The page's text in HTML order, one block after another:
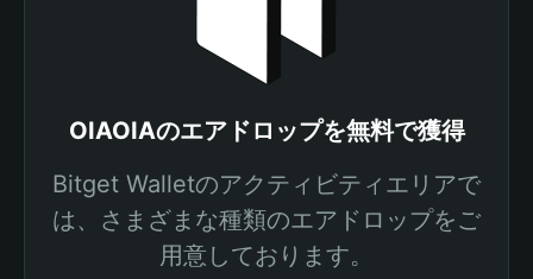
OIAOIAのエアドロップを無料で獲得
Bitget Walletのアクティビティエリアで
は、さまざまな種類のエアドロップをご
用意しております。